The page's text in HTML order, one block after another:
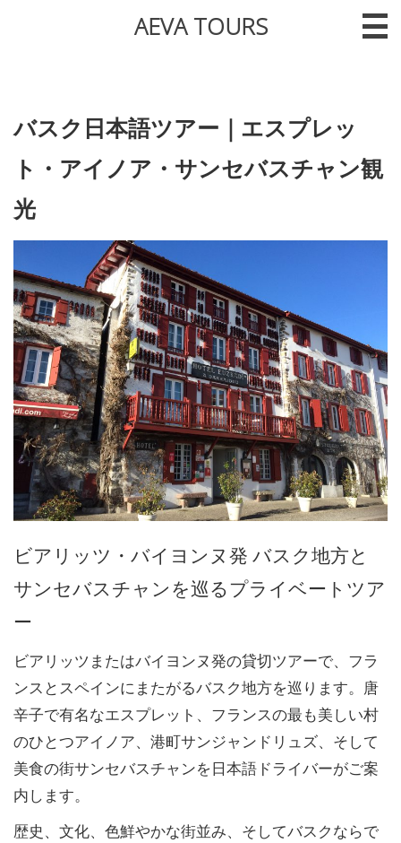
AEVA TOURS
バスク日本語ツアー｜エスプレッ
ト・アイノア・サンセバスチャン観
光
ビアリッツ・バイヨンヌ発 バスク地方と
サンセバスチャンを巡るプライベートツア
ー
ビアリッツまたはバイヨンヌ発の貸切ツアーで、フラ
ンスとスペインにまたがるバスク地方を巡ります。唐
辛子で有名なエスプレット、フランスの最も美しい村
のひとつアイノア、港町サンジャンドリュズ、そして
美食の街サンセバスチャンを日本語ドライバーがご案
内します。
歴史、文化、色鮮やかな街並み、そしてバスクならで